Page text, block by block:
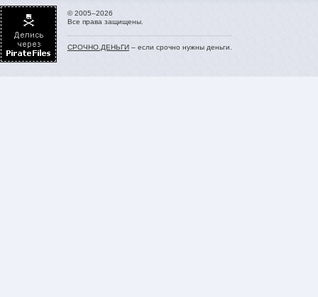
© 2005–2026
Все права защищены.
СРОЧНО.ДЕНЬГИ – если срочно нужны деньги.